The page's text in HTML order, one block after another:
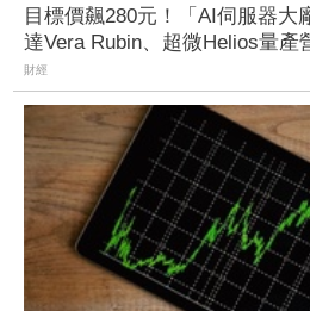
目標價飆280元！「AI伺服器
達Vera Rubin、超微Helios量產
財經